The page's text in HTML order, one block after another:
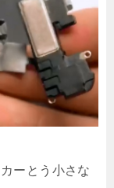
ーとう小さな